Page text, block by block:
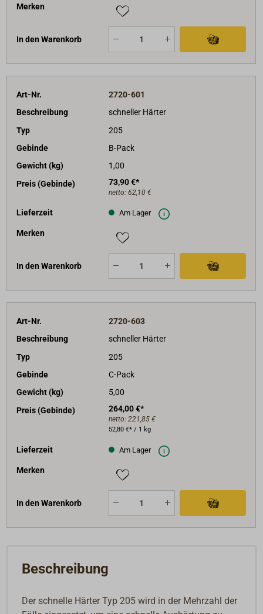
Merken
In den Warenkorb
Art-Nr.
2720-601
Beschreibung
schneller Härter
Typ
205
Gebinde
B-Pack
Gewicht (kg)
1,00
Preis (Gebinde)
73,90 €*
netto: 62,10 €
Lieferzeit Am Lager
Merken
In den Warenkorb
Art-Nr.
2720-603
Beschreibung
schneller Härter
Typ
205
Gebinde
C-Pack
Gewicht (kg)
5,00
Preis (Gebinde)
264,00 €*
netto: 221,85 €
52,80 €* / 1 kg
Lieferzeit Am Lager
Merken
In den Warenkorb
Beschreibung
Der schnelle Härter Typ 205 wird in der Mehrzahl der